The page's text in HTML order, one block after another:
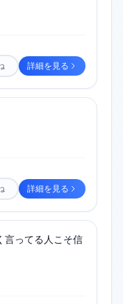
詳細を見る
詳細を見る
言ってる人こそ信